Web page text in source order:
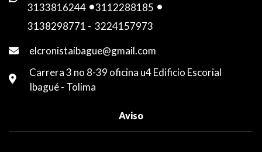
3133816244 -3112288185 -
3138298771 - 3224157973
elcronistaibague@gmail.com
Carrera 3 no 8-39 oficina u4 Edificio Escorial
Ibagué - Tolima
Aviso